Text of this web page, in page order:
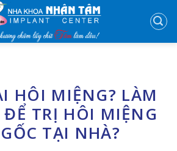
HÔI MIỆNG? LÀM
TRỊ HÔI MIỆNG
TẠI NHÀ?